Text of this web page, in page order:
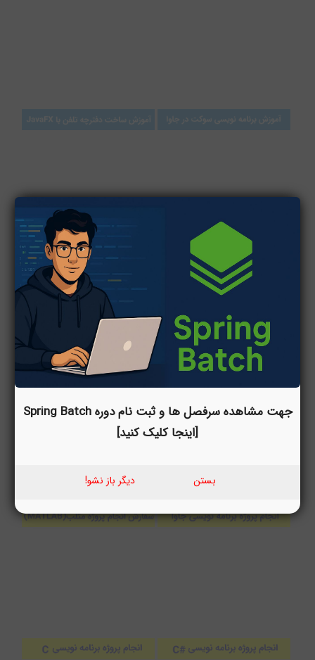
جهت مشاهده سرفصل ها و ثبت نام دوره Spring Batch
[اینجا کلیک کنید]
بستن دیگر باز نشو!